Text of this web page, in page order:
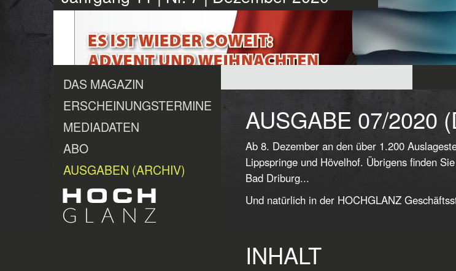
DAS MAGAZIN
ERSCHEINUNGSTERMINE
MEDIADATEN
ABO
AUSGABEN (ARCHIV)
AUSGABE 07/2020
Ab 8. Dezember an den über 1.200
Lippspringe und Hövelhof. Übrigens finden
Bad Driburg...
Und natürlich in der HOCHGLANZ
INHALT